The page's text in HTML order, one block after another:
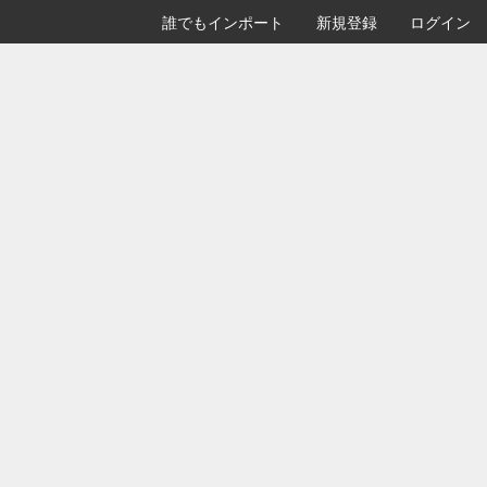
誰でもインポート 新規登録 ログイン